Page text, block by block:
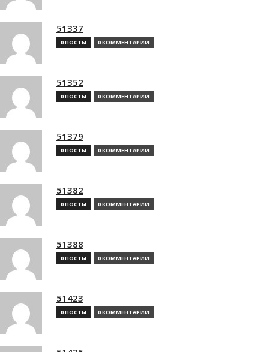
51337
0 ПОСТЫ 0 КОММЕНТАРИИ
51352
0 ПОСТЫ 0 КОММЕНТАРИИ
51379
0 ПОСТЫ 0 КОММЕНТАРИИ
51382
0 ПОСТЫ 0 КОММЕНТАРИИ
51388
0 ПОСТЫ 0 КОММЕНТАРИИ
51423
0 ПОСТЫ 0 КОММЕНТАРИИ